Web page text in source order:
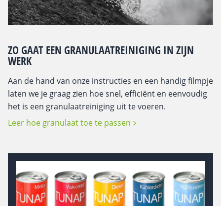
ZO GAAT EEN GRANULAATREINIGING IN ZIJN
WERK
Aan de hand van onze instructies en een handig filmpje
laten we je graag zien hoe snel, efficiënt en eenvoudig
het is een granulaatreiniging uit te voeren.
Leer hoe granulaat toe te passen